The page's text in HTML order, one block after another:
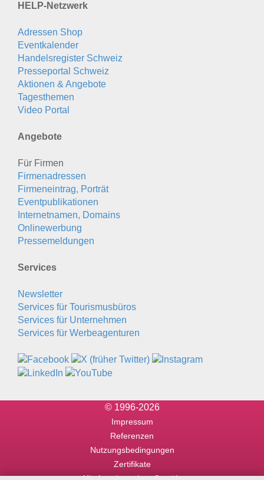
HELP-Netzwerk
Adressen Shop
Eventkalender
Handelsregister Schweiz
Presseportal Schweiz
Aktionen & Angebote
Tagesthemen
Video Portal
Angebote
Für Firmen
Firmenadressen
Firmeneintrag, Porträt
Eventpublikationen
Internetnamen, Domains
Onlinewerbung
Pressemeldungen
Services
Newsletter
Services für Tourismusbüros
Services für Unternehmen
Services für Werbeagenturen
© 1996-2026
Impressum
Referenzen
Nutzungsbedingungen
Zertifikate